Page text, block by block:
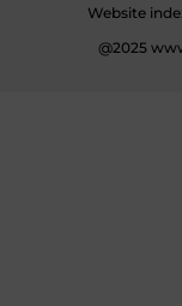
Website
@2025